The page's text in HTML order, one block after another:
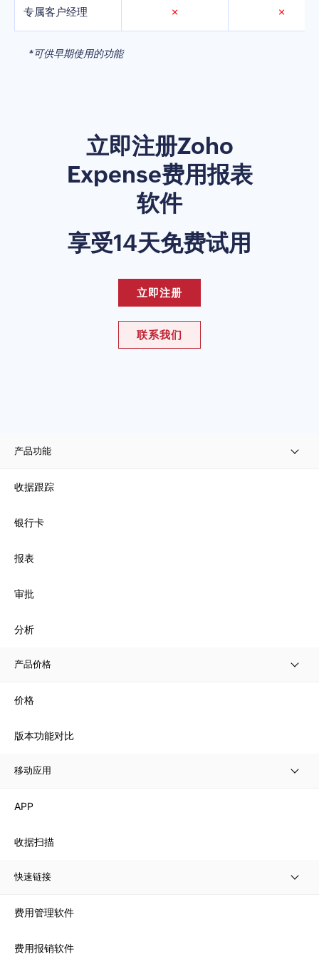
专属客户经理 ✗ ✗
*可供早期使用的功能
立即注册Zoho
Expense费用报表
软件
享受14天免费试用
立即注册
联系我们
产品功能
收据跟踪
银行卡
报表
审批
分析
产品价格
价格
版本功能对比
移动应用
APP
收据扫描
快速链接
费用管理软件
费用报销软件